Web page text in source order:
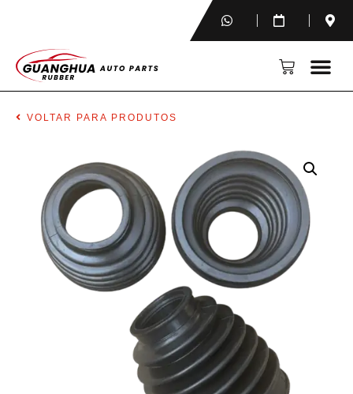
VOLTAR PARA PRODUTOS